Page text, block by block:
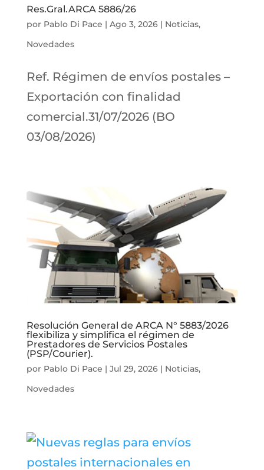
Res.Gral.ARCA 5886/26
por Pablo Di Pace | Ago 3, 2026| Noticias,
Novedades
Ref. Régimen de envíos postales –
Exportación con finalidad
comercial.31/07/2026 (BO
03/08/2026)
Resolución General de ARCA N° 5883/2026
flexibiliza y simplifica el régimen de
Prestadores de Servicios Postales
(PSP/Courier).
por Pablo Di Pace | Jul 29, 2026| Noticias,
Novedades